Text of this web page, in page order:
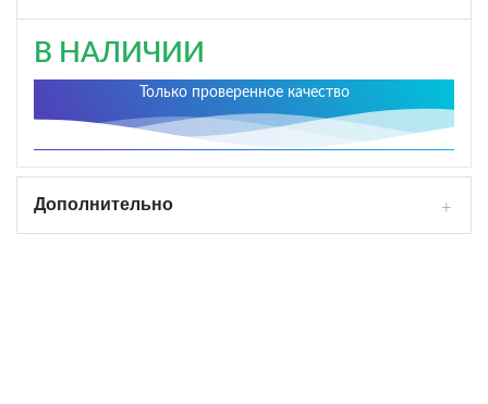
В НАЛИЧИИ
Только проверенное качество
Дополнительно